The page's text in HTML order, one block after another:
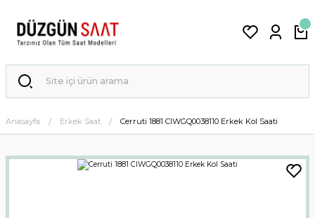
Anasayfa Erkek Saat Cerruti 1881 CIWGQ0038110 Erkek Kol Saati